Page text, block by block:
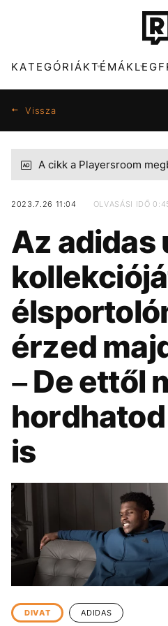
KATEGÓRIÁKTÉMÁK
KATEGÓRIÁK
ZENE
KULTÚRA
SPORT
KÖZÉLET
ÉLETMÓD
BESZÉLGETÉSEK
GASZTRO
TÉMÁK
KONCERT
SEBESTYÉN BALÁZS
DUNA
Vissza
A cikk a Playersroom
2023.7.26 11:04 OLVASÁSI IDŐ
Az adidas
érzed
– De ettől
is
DIVAT ADIDAS